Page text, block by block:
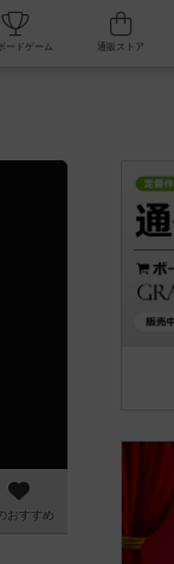
フェ/店舗 人気ボードゲーム
おすすめ